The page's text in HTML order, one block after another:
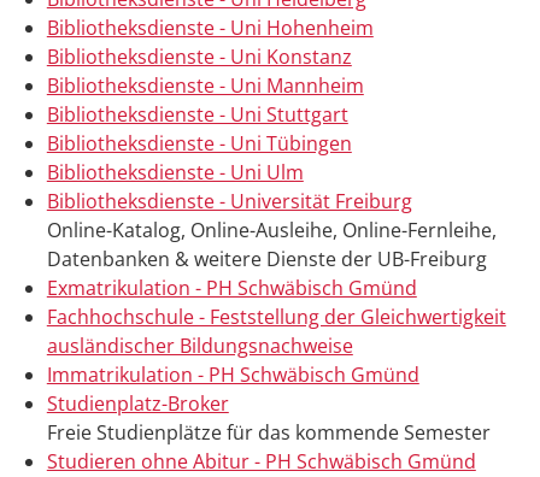
Bibliotheksdienste - Uni Hohenheim
Bibliotheksdienste - Uni Konstanz
Bibliotheksdienste - Uni Mannheim
Bibliotheksdienste - Uni Stuttgart
Bibliotheksdienste - Uni Tübingen
Bibliotheksdienste - Uni Ulm
Bibliotheksdienste - Universität Freiburg
Online-Katalog, Online-Ausleihe, Online-Fernleihe,
Datenbanken & weitere Dienste der UB-Freiburg
Exmatrikulation - PH Schwäbisch Gmünd
Fachhochschule - Feststellung der Gleichwertigkeit
ausländischer Bildungsnachweise
Immatrikulation - PH Schwäbisch Gmünd
Studienplatz-Broker
Freie Studienplätze für das kommende Semester
Studieren ohne Abitur - PH Schwäbisch Gmünd